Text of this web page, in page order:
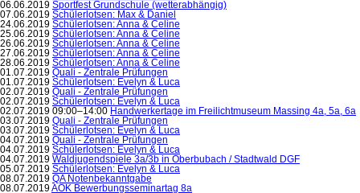
06.06.2019 Sportfest Grundschule (wetterabhängig)
07.06.2019 Schülerlotsen: Max & Daniel
24.06.2019 Schülerlotsen: Anna & Celine
25.06.2019 Schülerlotsen: Anna & Celine
26.06.2019 Schülerlotsen: Anna & Celine
27.06.2019 Schülerlotsen: Anna & Celine
28.06.2019 Schülerlotsen: Anna & Celine
01.07.2019 Quali - Zentrale Prüfungen
01.07.2019 Schülerlotsen: Evelyn & Luca
02.07.2019 Quali - Zentrale Prüfungen
02.07.2019 Schülerlotsen: Evelyn & Luca
02.07.2019 09:00–14:00 Handwerkertage im Freilichtmuseum Massing 4a, 5a, 6a
03.07.2019 Quali - Zentrale Prüfungen
03.07.2019 Schülerlotsen: Evelyn & Luca
04.07.2019 Quali - Zentrale Prüfungen
04.07.2019 Schülerlotsen: Evelyn & Luca
04.07.2019 Waldjugendspiele 3a/3b in Oberbubach / Stadtwald DGF
05.07.2019 Schülerlotsen: Evelyn & Luca
08.07.2019 QA Notenbekanntgabe
08.07.2019AOK Bewerbungsseminartag 8a